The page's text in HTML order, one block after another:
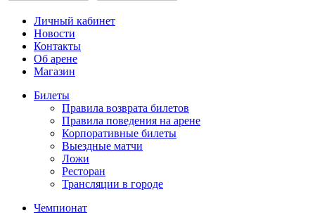
Личный кабинет
Новости
Контакты
Об арене
Магазин
Билеты
Правила возврата билетов
Правила поведения на арене
Корпоративные билеты
Выездные матчи
Ложи
Ресторан
Трансляции в городе
Чемпионат